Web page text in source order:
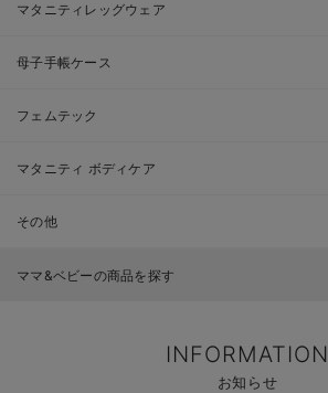
マタニティレッグウェア
母子手帳ケース
フェムテック
マタニティ ボディケア
その他
ママ&ベビーの商品を探す
INFORMATION
お知らせ